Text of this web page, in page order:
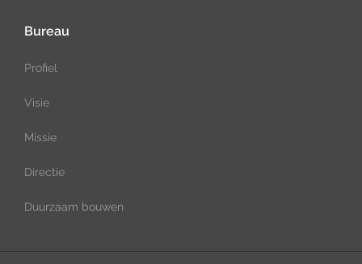
Bureau
Profiel
Visie
Missie
Directie
Duurzaam bouwen